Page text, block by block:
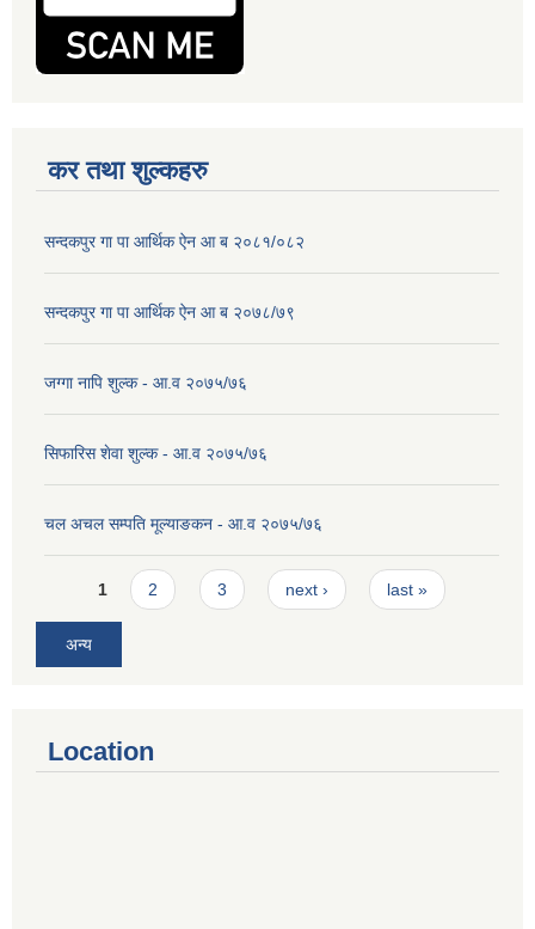
कर तथा शुल्कहरु
सन्दकपुर गा पा आर्थिक ऐन आ ब २०८१/०८२
सन्दकपुर गा पा आर्थिक ऐन आ ब २०७८/७९
जग्गा नापि शुल्क - आ.व २०७५/७६
सिफारिस शेवा शुल्क - आ.व २०७५/७६
चल अचल सम्पति मूल्याङकन - आ.व २०७५/७६
Pages
1 2 3 next › last »
अन्य
Location